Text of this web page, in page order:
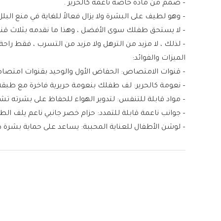
– صُمم من مادة خاصة ناعمة كالحرير .
– وهو لطيف على البشرة ولا يزال فعالاً للغاية في منع
– لا يستحق طفلك سوى الأفضل ، وهذا ما نقدمه بثلاث قنوات ماصة
– لذلك ، لا مزيد من الترهل ولا مزيد من التسرب ، فقط
الميزات والفوائد:
– قنوات الامتصاص: الحفاض الأول والوحيد بقنوات امتصاص جديدة
– نعومة كالحرير: لف طفلك بنعومة حريرية فاخرة مع
– مواد قابلة للتنفس: لتدوير الهواء للحفاظ على بشرته
– جوانب ناعمة قابلة للتمدد: حزام خصر جانبي ناعم يلف
– لوشن الأطفال للعناية المحببة: يساعد على حماية